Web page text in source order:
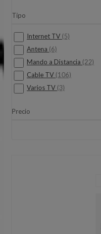
Tipo
Internet TV (5)
Antena (6)
Mando a Distancia (22)
Cable TV (106)
Varios TV (3)
Precio